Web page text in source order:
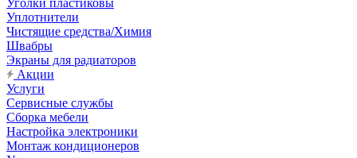
Уголки пластиковы
Уплотнители
Чистящие средства/Химия
Швабры
Экраны для радиаторов
Акции
Услуги
Сервисные службы
Сборка мебели
Настройка электроники
Монтаж кондиционеров